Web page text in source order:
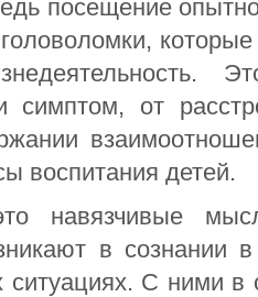
посещение
которые
симптом, от
воспитания детей.
навязчивые
в сознании
С ними в